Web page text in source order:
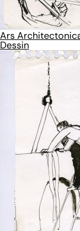
Ars
Dessin